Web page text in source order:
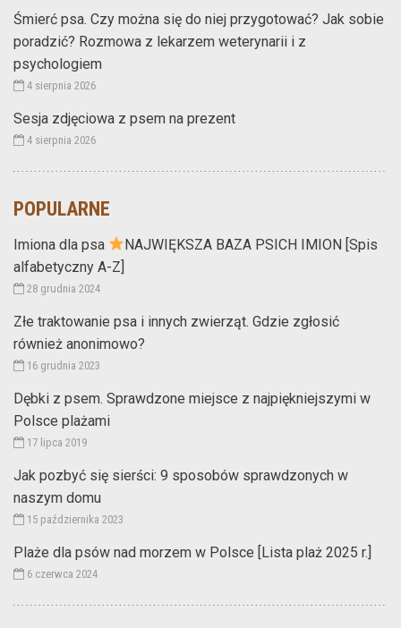
Śmierć psa. Czy można się do niej przygotować? Jak sobie
poradzić? Rozmowa z lekarzem weterynarii i z
psychologiem
4 sierpnia 2026
Sesja zdjęciowa z psem na prezent
4 sierpnia 2026
POPULARNE
Imiona dla psa
NAJWIĘKSZA BAZA PSICH IMION [Spis
alfabetyczny A-Z]
28 grudnia 2024
Złe traktowanie psa i innych zwierząt. Gdzie zgłosić
również anonimowo?
16 grudnia 2023
Dębki z psem. Sprawdzone miejsce z najpiękniejszymi w
Polsce plażami
17 lipca 2019
Jak pozbyć się sierści: 9 sposobów sprawdzonych w
naszym domu
15 października 2023
Plaże dla psów nad morzem w Polsce [Lista plaż 2025 r.]
6 czerwca 2024